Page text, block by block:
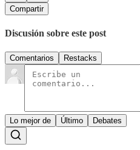
Compartir
Discusión sobre este post
Comentarios Restacks
Lo mejor de Último Debates